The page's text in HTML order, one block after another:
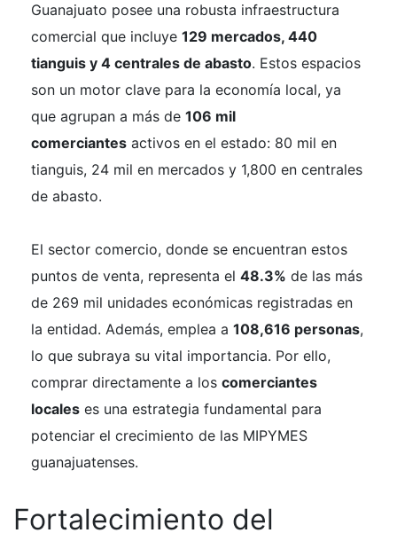
Guanajuato posee una robusta infraestructura
comercial que incluye 129 mercados, 440
tianguis y 4 centrales de abasto. Estos espacios
son un motor clave para la economía local, ya
que agrupan a más de 106 mil
comerciantes activos en el estado: 80 mil en
tianguis, 24 mil en mercados y 1,800 en centrales
de abasto.
El sector comercio, donde se encuentran estos
puntos de venta, representa el 48.3% de las más
de 269 mil unidades económicas registradas en
la entidad. Además, emplea a 108,616 personas,
lo que subraya su vital importancia. Por ello,
comprar directamente a los comerciantes
locales es una estrategia fundamental para
potenciar el crecimiento de las MIPYMES
guanajuatenses.
Fortalecimiento del